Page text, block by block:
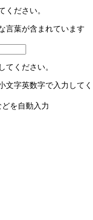
ください。
言葉が含まれています
てください。
文字英数字で入力して
を自動入力